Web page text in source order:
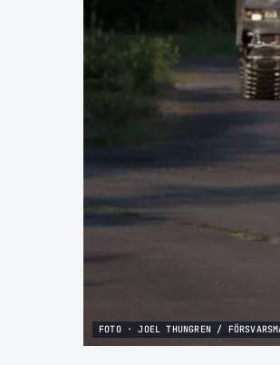
FOTO · JOEL THUNGREN /